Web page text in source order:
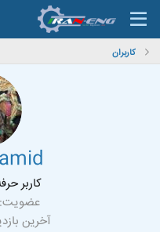
کاربران
کاربر
عضویت
آخرین